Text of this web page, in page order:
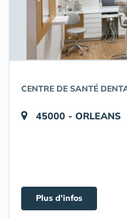
CENTRE DE SANTÉ
45000 - ORLEANS
Plus d'infos